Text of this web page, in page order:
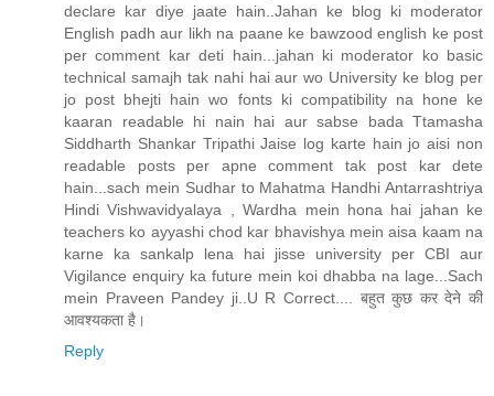
declare kar diye jaate hain..Jahan ke blog ki moderator
English padh aur likh na paane ke bawzood english ke post
per comment kar deti hain...jahan ki moderator ko basic
technical samajh tak nahi hai aur wo University ke blog per
jo post bhejti hain wo fonts ki compatibility na hone ke
kaaran readable hi nain hai aur sabse bada Ttamasha
Siddharth Shankar Tripathi Jaise log karte hain jo aisi non
readable posts per apne comment tak post kar dete
hain...sach mein Sudhar to Mahatma Handhi Antarrashtriya
Hindi Vishwavidyalaya , Wardha mein hona hai jahan ke
teachers ko ayyashi chod kar bhavishya mein aisa kaam na
karne ka sankalp lena hai jisse university per CBI aur
Vigilance enquiry ka future mein koi dhabba na lage...Sach
mein Praveen Pandey ji..U R Correct.... बहुत कुछ कर देने की
आवश्यकता है।
Reply